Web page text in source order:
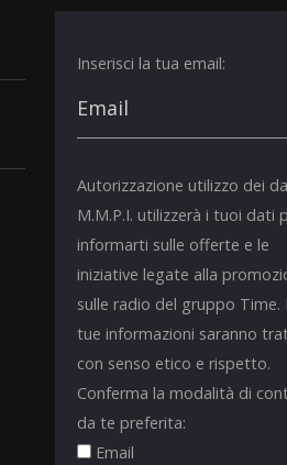
Inserisci la tua email:
Autorizzazione utilizzo dei
M.M.P.I. utilizzerà i tuoi dati
informarti sulle offerte e le
iniziative legate alla
sulle radio del gruppo Time.
tue informazioni saranno
con senso etico e rispetto.
Conferma la modalità di
da te preferita:
Email